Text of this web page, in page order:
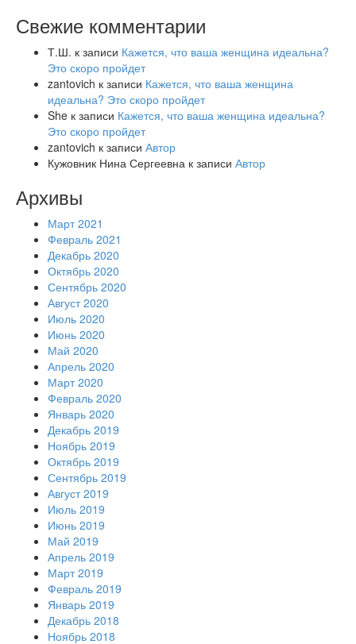
Свежие комментарии
Т.Ш. к записи Кажется, что ваша женщина идеальна?
Это скоро пройдет
zantovich к записи Кажется, что ваша женщина
идеальна? Это скоро пройдет
She к записи Кажется, что ваша женщина идеальна?
Это скоро пройдет
zantovich к записи Автор
Кужовник Нина Сергеевна к записи Автор
Архивы
Март 2021
Февраль 2021
Декабрь 2020
Октябрь 2020
Сентябрь 2020
Август 2020
Июль 2020
Июнь 2020
Май 2020
Апрель 2020
Март 2020
Февраль 2020
Январь 2020
Декабрь 2019
Ноябрь 2019
Октябрь 2019
Сентябрь 2019
Август 2019
Июль 2019
Июнь 2019
Май 2019
Апрель 2019
Март 2019
Февраль 2019
Январь 2019
Декабрь 2018
Ноябрь 2018